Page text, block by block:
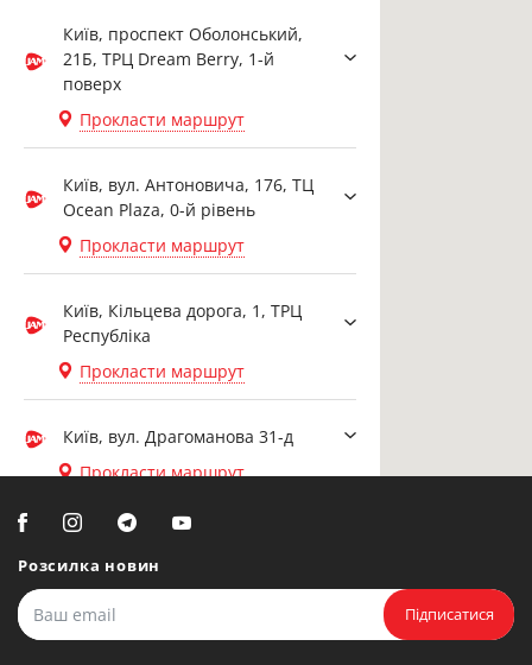
Київ, проспект Оболонський,
21Б, ТРЦ Dream Berry, 1-й
поверх
Прокласти маршрут
Київ, вул. Антоновича, 176, ТЦ
Ocean Plaza, 0-й рівень
Прокласти маршрут
Київ, Кільцева дорога, 1, ТРЦ
Республіка
Прокласти маршрут
Київ, вул. Драгоманова 31-д
Прокласти маршрут
Біла Церква, вул. Ярослава
Мудрого, 20, офіс 108
Розсилка новин
Підписатися